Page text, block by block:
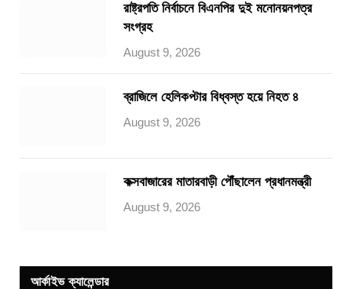
রাষ্ট্রপতি নির্বাচনে বিএনপির দুই মনোনয়নপত্র
সংগ্রহ
August 9, 2026
ব্রাজিলে হেলিকপ্টার বিধ্বস্ত হয়ে নিহত ৪
August 9, 2026
কক্সবাজারের মাতারবাড়ী পৌঁছালেন প্রধানমন্ত্রী
August 9, 2026
আর্কাইভ ক্যালেন্ডার